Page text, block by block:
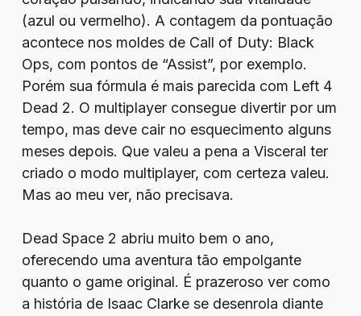
(azul ou vermelho). A contagem da pontuação
acontece nos moldes de Call of Duty: Black
Ops, com pontos de “Assist”, por exemplo.
Porém sua fórmula é mais parecida com Left 4
Dead 2. O multiplayer consegue divertir por um
tempo, mas deve cair no esquecimento alguns
meses depois. Que valeu a pena a Visceral ter
criado o modo multiplayer, com certeza valeu.
Mas ao meu ver, não precisava.
Dead Space 2 abriu muito bem o ano,
oferecendo uma aventura tão empolgante
quanto o game original. É prazeroso ver como
a história de Isaac Clarke se desenrola diante